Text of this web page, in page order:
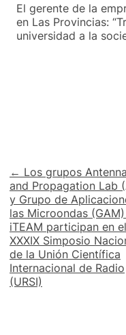
El gerente de la
en Las Provincias:
universidad a la
de
entradas
← Los grupos
and Propagation Lab
y Grupo de
las Microondas
iTEAM participan en el
XXXIX Simposio
de la Unión Científica
Internacional de Radio
(URSI)